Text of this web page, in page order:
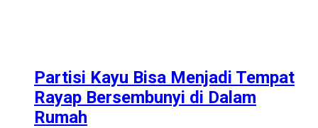
Partisi Kayu Bisa Menjadi Tempat
Rayap Bersembunyi di Dalam
Rumah